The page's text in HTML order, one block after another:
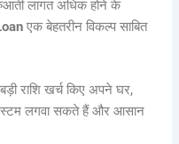
लागत अधिक होने के
एक बेहतरीन विकल्प साबित
राशि खर्च किए अपने घर,
लगवा सकते हैं और आसान